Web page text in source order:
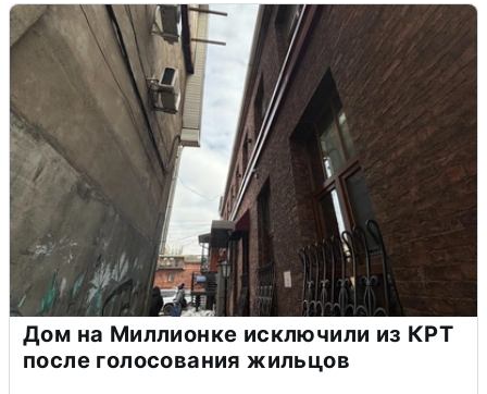
Дом на Миллионке исключили из КРТ
после голосования жильцов